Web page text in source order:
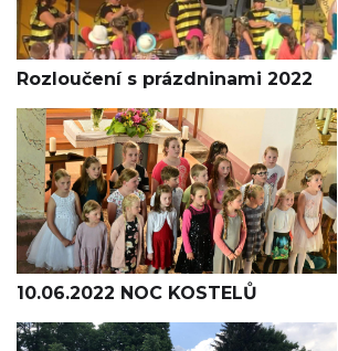
Rozloučení s prázdninami 2022
10.06.2022 NOC KOSTELŮ